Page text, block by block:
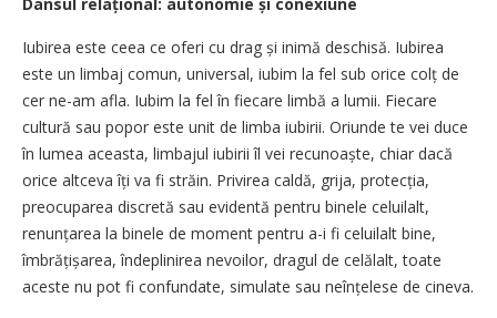
Iubirea este ceea ce oferi cu drag și inimă deschisă. Iubirea
este un limbaj comun, universal, iubim la fel sub orice colț de
cer ne-am afla. Iubim la fel în fiecare limbă a lumii. Fiecare
cultură sau popor este unit de limba iubirii. Oriunde te vei duce
în lumea aceasta, limbajul iubirii îl vei recunoaște, chiar dacă
orice altceva îți va fi străin. Privirea caldă, gri­ja, pro­tecția,
preocuparea discretă sau evidentă pentru binele celuilalt,
renunțarea la binele de mo­ment pentru a-i fi celuilalt bine,
îmbră­ți­șarea, îndeplinirea nevoilor, dragul de celălalt, toate
aceste nu pot fi confundate, simulate sau neînțelese de cineva.